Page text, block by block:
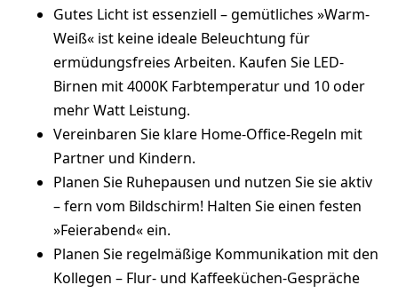
Gutes Licht ist essenziell – gemütliches »Warm-
Weiß« ist keine ideale Beleuchtung für
ermüdungsfreies Arbeiten. Kaufen Sie LED-
Birnen mit 4000K Farbtemperatur und 10 oder
mehr Watt Leistung.
Vereinbaren Sie klare Home-Office-Regeln mit
Partner und Kindern.
Planen Sie Ruhepausen und nutzen Sie sie aktiv
– fern vom Bildschirm! Halten Sie einen festen
»Feierabend« ein.
Planen Sie regelmäßige Kommunikation mit den
Kollegen – Flur- und Kaffeeküchen-Gespräche